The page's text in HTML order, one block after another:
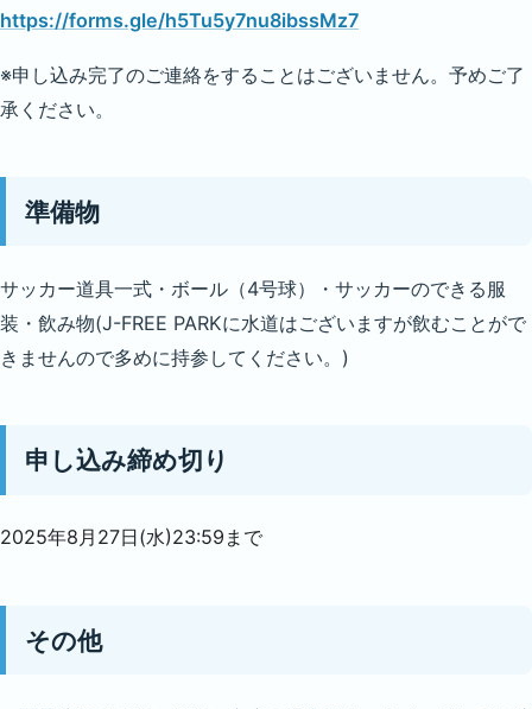
https://forms.gle/h5Tu5y7nu8ibssMz7
※申し込み完了のご連絡をすることはございません。予めご了
承ください。
準備物
サッカー道具一式・ボール（4号球）・サッカーのできる服
装・飲み物(J-FREE PARKに水道はございますが飲むことがで
きませんので多めに持参してください。)
申し込み締め切り
2025年8月27日(水)23:59まで
その他